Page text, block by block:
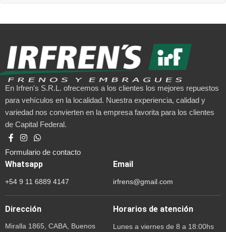
En Irfren's S.R.L. ofrecemos a los clientes los mejores repuestos
para vehículos en la localidad. Nuestra experiencia, calidad y
variedad nos convierten en la empresa favorita para los clientes
de Capital Federal.
Formulario de contacto
Whatsapp
+54 9 11 6889 4147
Email
irfrens@gmail.com
Dirección
Miralla 1865, CABA, Buenos
Horarios de atención
Lunes a viernes de 8 a 18:00hs